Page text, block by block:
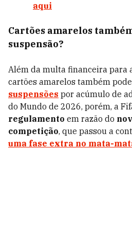
aqui
Cartões amarelos
suspensão?
Além da multa financeira para
cartões amarelos também
suspensões por acúmulo de
do Mundo de 2026, porém, a
regulamento em razão do
competição, que passou a
uma fase extra no mata-